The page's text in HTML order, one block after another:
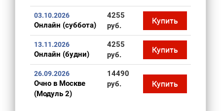
03.10.2026
Онлайн (суббота)
4255
руб.
Купить
13.11.2026
Онлайн (будни)
4255
руб.
Купить
26.09.2026
Очно в Москве
(Модуль 2)
14490
руб.
Купить